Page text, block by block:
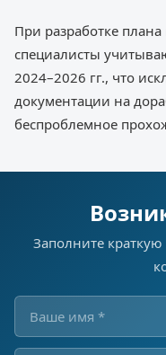
При разработке
специалисты
2024–2026 гг., что
документации на
беспроблемное
Заполните